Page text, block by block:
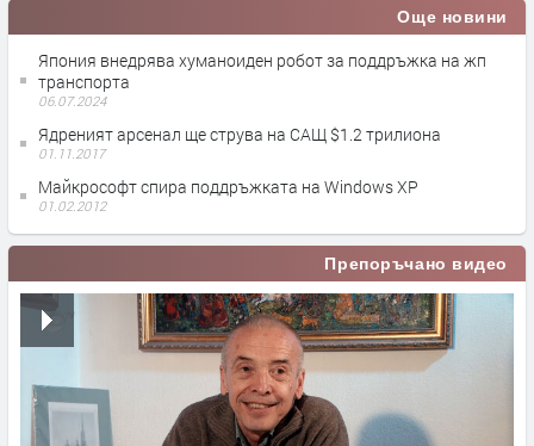
Още новини
Япония внедрява хуманоиден робот за поддръжка на жп
транспорта
06.07.2024
Ядреният арсенал ще струва на САЩ $1.2 трилиона
01.11.2017
Майкрософт спира поддръжката на Windows XP
01.02.2012
Препоръчано видео